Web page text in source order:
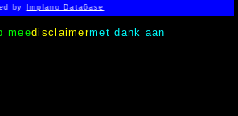
Powered byImplano Data6ase
meedisclaimermet dank aan